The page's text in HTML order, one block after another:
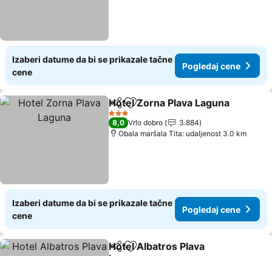
Izaberi datume da bi se prikazale tačne
cene
Pogledaj cene
Deli Dodati u favorite
Hotel Zorna Plava Laguna
3 Zvezdice
8,0 Vrlo dobro
3.884
Obala maršala Tita: udaljenost 3.0 km
Izaberi datume da bi se prikazale tačne
cene
Pogledaj cene
Deli Dodati u favorite
Hotel Albatros Plava